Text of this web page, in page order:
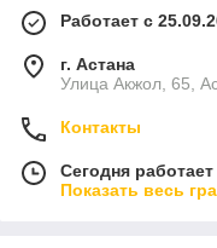
Работает с
г. Астана
Улица Акжол, 65,
Контакты
Сегодня
Показать весь